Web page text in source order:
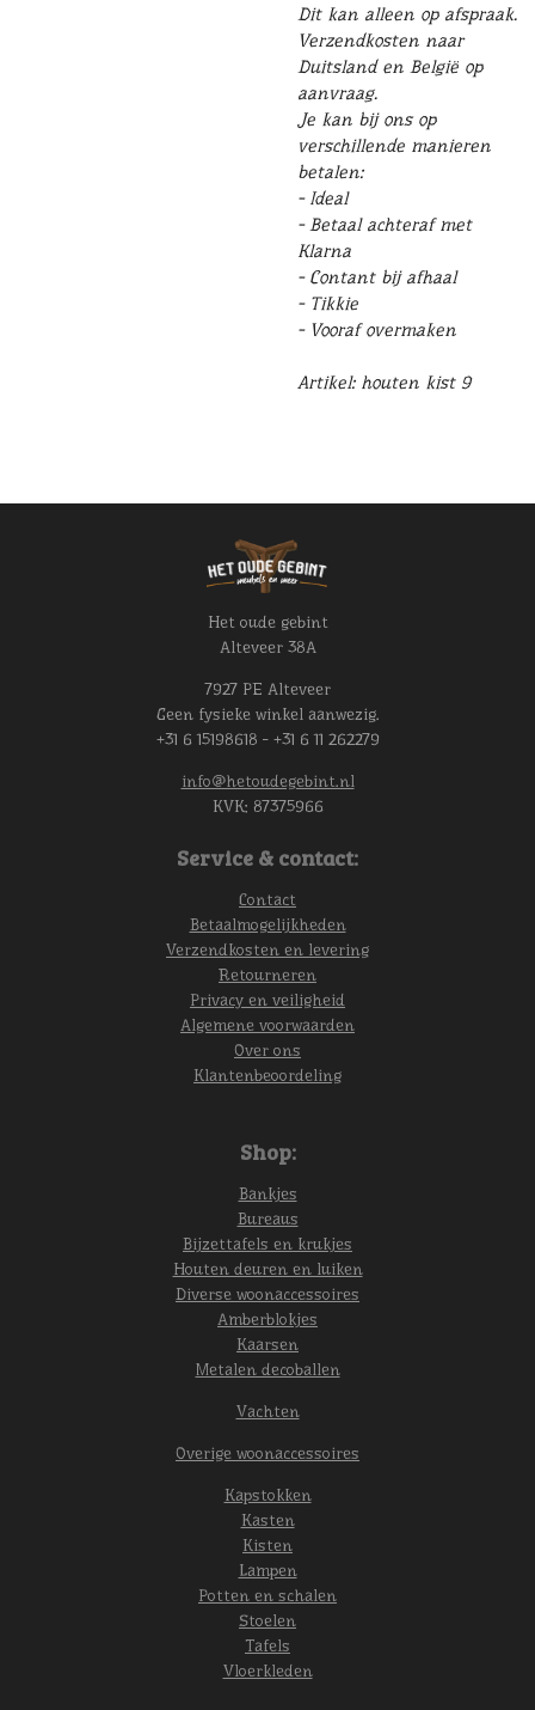
Dit kan alleen op afspraak.
Verzendkosten naar
Duitsland en België op
aanvraag.
Je kan bij ons op
verschillende manieren
betalen:
- Ideal
- Betaal achteraf met
Klarna
- Contant bij afhaal
- Tikkie
- Vooraf overmaken
Artikel: houten kist 9
Het oude gebint
Alteveer 38A
7927 PE Alteveer
Geen fysieke winkel aanwezig.
+31 6 15198618 - +31 6 11 262279
info@hetoudegebint.nl
KVK: 87375966
Service & contact:
Contact
Betaalmogelijkheden
Verzendkosten en levering
Retourneren
Privacy en veiligheid
Algemene voorwaarden
Over ons
Klantenbeoordeling
Shop:
Bankjes
Bureaus
Bijzettafels en krukjes
Houten deuren en luiken
Diverse woonaccessoires
Amberblokjes
Kaarsen
Metalen decoballen
Vachten
Overige woonaccessoires
Kapstokken
Kasten
Kisten
Lampen
Potten en schalen
Stoelen
Tafels
Vloerkleden